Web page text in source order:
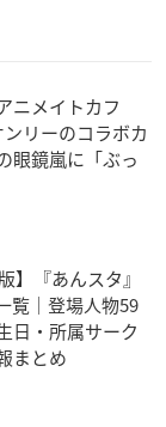
ニメイトカフ
リーのコラボカ
眼鏡嵐に「ぶっ
】『あんスタ』
覧｜登場人物59
日・所属サーク
まとめ